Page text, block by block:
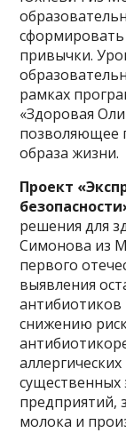
привычки.
рамках
«Здоровая
позволяющее
образа жизни.
Проект
решения для
Симонова из
первого
выявления
антибиотиков
снижению
существенных
предприятий,
молока и